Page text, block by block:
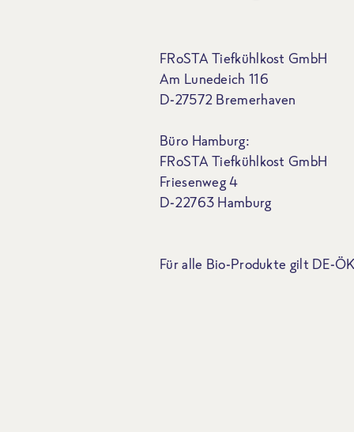
FRoSTA Tiefkühlkost GmbH
Am Lunedeich 116
D-27572 Bremerhaven
Büro Hamburg:
FRoSTA Tiefkühlkost GmbH
Friesenweg 4
D-22763 Hamburg
Für alle Bio-Produkte gilt DE-